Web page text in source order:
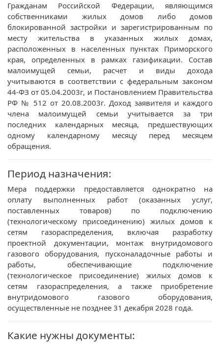
Гражданам Российской Федерации, являющимся
собственниками жилых домов либо домов
блокированной застройки и зарегистрированным по
месту жительства в указанных жилых домах,
расположенных в населенных пунктах Приморского
края, определенных в рамках газификации. Состав
малоимущей семьи, расчет и виды дохода
учитываются в соответствии с федеральным законом
44-ФЗ от 05.04.2003г, и Постановлением Правительства
РФ № 512 от 20.08.2003г. Доход заявителя и каждого
члена малоимущей семьи учитывается за три
последних календарных месяца, предшествующих
одному календарному месяцу перед месяцем
обращения.
Период назначения:
Мера поддержки предоставляется однократно на
оплату выполненных работ (оказанных услуг,
поставленных товаров) по подключению
(технологическому присоединению) жилых домов к
сетям газораспределения, включая разработку
проектной документации, монтаж внутридомового
газового оборудования, пусконаладочные работы и
работы, обеспечивающие подключение
(технологическое присоединение) жилых домов к
сетям газораспределения, а также приобретение
внутридомового газового оборудования,
осуществленные не позднее 31 декабря 2028 года.
Какие нужны документы: